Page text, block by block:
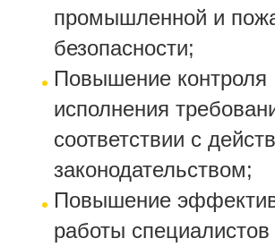
промышленной и
безопасности;
Повышение контроля
исполнения
соответствии с
законодательством;
Повышение
работы